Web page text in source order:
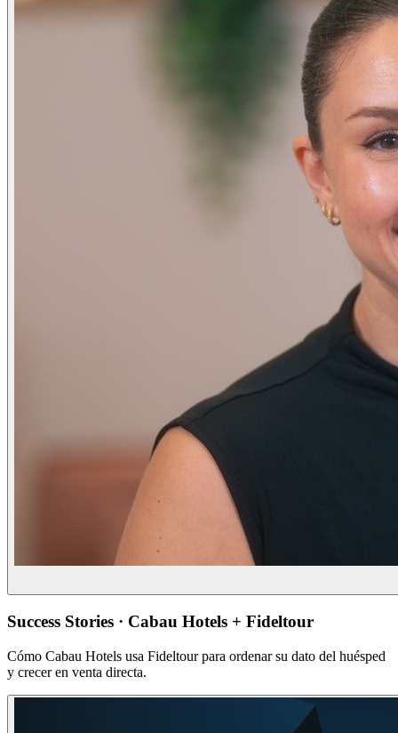
Success Stories · Cabau Hotels + Fideltour
Cómo Cabau Hotels usa Fideltour para ordenar su dato del huésped
y crecer en venta directa.